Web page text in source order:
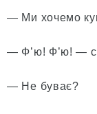
— Ми хочемо
— Ф’ю! Ф’ю! —
— Не буває?